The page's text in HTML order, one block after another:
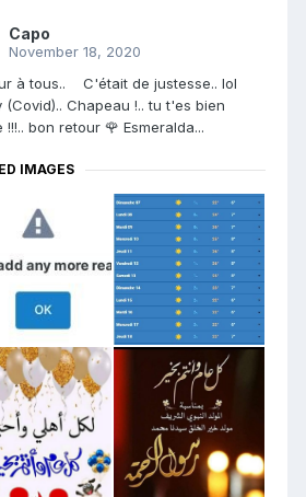
Capo
November 18, 2020
à tous.. C'était de justesse.. lol
(Covid).. Chapeau !.. tu t'es bien
!!!.. bon retour 🌹 Esmeralda...
IMAGES